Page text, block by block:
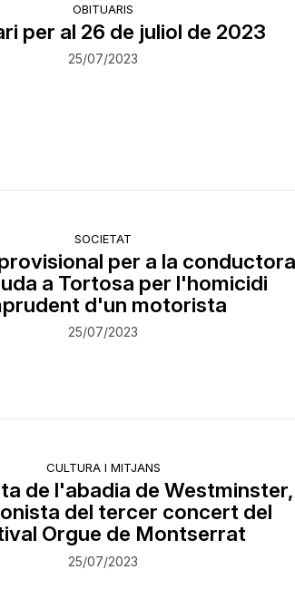
OBITUARIS
per al 26 de juliol de 2023
25/07/2023
SOCIETAT
per a la conductora
a Tortosa per l'homicidi
d'un motorista
25/07/2023
CULTURA I MITJANS
de l'abadia de Westminster,
del tercer concert del
Orgue de Montserrat
25/07/2023